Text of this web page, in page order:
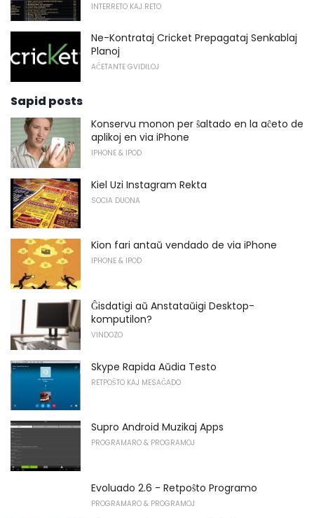
INTERRETO KAJ RETO
Ne-Kontrataj Cricket Prepagataj Senkablaj
Planoj
AĈETANTE GVIDILOJ
Sapid posts
Konservu monon per ŝaltado en la aĉeto de
aplikoj en via iPhone
IPHONE & IPOD
Kiel Uzi Instagram Rekta
SOCIA DUONA
Kion fari antaŭ vendado de via iPhone
IPHONE & IPOD
Ĝisdatigi aŭ Anstataŭigi Desktop-
komputilon?
VINDOZO
Skype Rapida Aŭdia Testo
RETPOŜTO KAJ MESAĜADO
Supro Android Muzikaj Apps
PROGRAMARO & PROGRAMOJ
Evoluado 2.6 - Retpoŝto Programo
PROGRAMARO & PROGRAMOJ